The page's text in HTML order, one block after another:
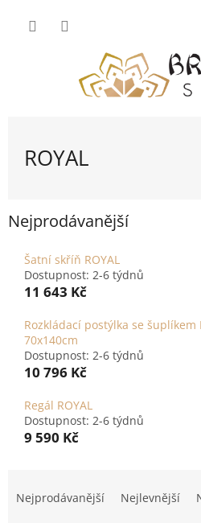
ROYAL
Nejprodávanější
Šatní skříň ROYAL
Dostupnost: 2-6 týdnů
11 643 Kč
Rozkládací postýlka se šuplíkem
70x140cm
Dostupnost: 2-6 týdnů
10 796 Kč
Regál ROYAL
Dostupnost: 2-6 týdnů
9 590 Kč
Nejprodávanější Nejlevnější